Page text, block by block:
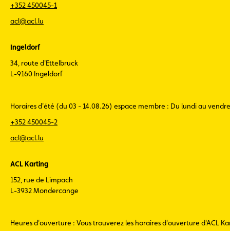
+352 450045-1
acl@acl.lu
Ingeldorf
34, route d'Ettelbruck
L-9160 Ingeldorf
Horaires d'été (du 03 - 14.08.26) espace membre : Du lundi au
+352 450045-2
acl@acl.lu
ACL Karting
152, rue de Limpach
L-3932 Mondercange
Heures d'ouverture : Vous trouverez les horaires d'ouverture d'ACL